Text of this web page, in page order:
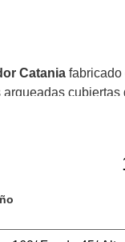
Catania fabricado
arqueadas
para ubicar en